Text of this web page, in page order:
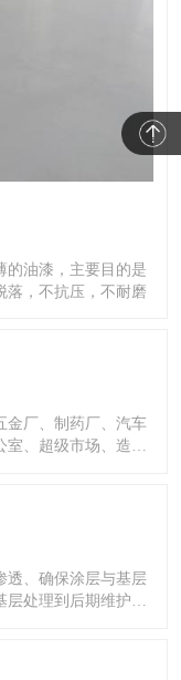
的油漆，主要目的是
落，不抗压，不耐磨
金厂、制药厂、汽车
室、超级市场、造纸
透、确保涂层与基层
层处理到后期维护，